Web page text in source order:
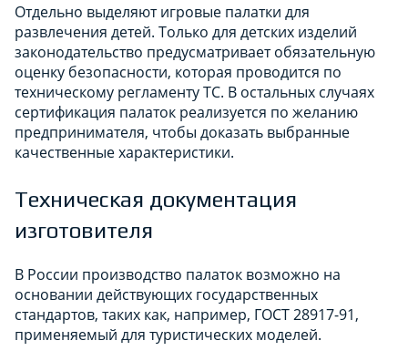
Отдельно выделяют игровые палатки для
развлечения детей. Только для детских изделий
законодательство предусматривает обязательную
оценку безопасности, которая проводится по
техническому регламенту ТС. В остальных случаях
сертификация палаток реализуется по желанию
предпринимателя, чтобы доказать выбранные
качественные характеристики.
Техническая документация
изготовителя
В России производство палаток возможно на
основании действующих государственных
стандартов, таких как, например, ГОСТ 28917-91,
применяемый для туристических моделей.